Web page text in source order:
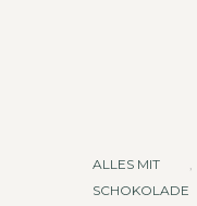
ALLES MIT
SCHOKOLADE
,